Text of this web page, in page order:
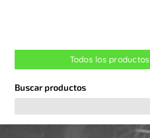
Todos los productos
Buscar productos